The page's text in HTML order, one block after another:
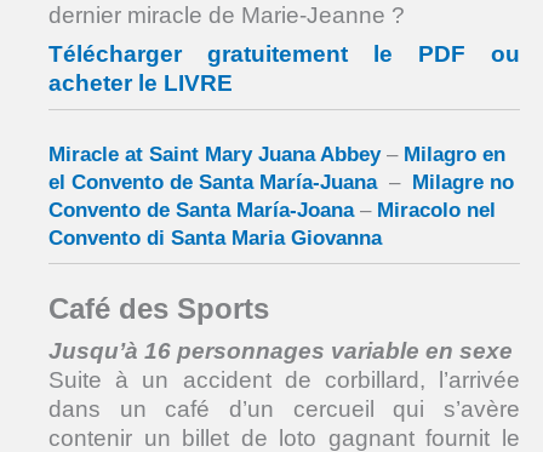
dernier miracle de Marie-Jeanne ?
Télécharger gratuitement le PDF ou
acheter le LIVRE
Miracle at Saint Mary Juana Abbey– Milagro en
el Convento de Santa María-Juana– Milagre no
Convento de Santa María-Joana– Miracolo nel
Convento di Santa Maria Giovanna
Café des Sports
Jusqu’à 16 personnages variable en sexe
Suite à un accident de corbillard, l’arrivée
dans un café d’un cercueil qui s’avère
contenir un billet de loto gagnant fournit le